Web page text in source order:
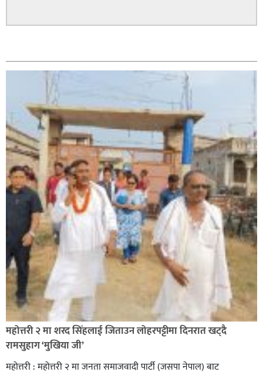
सिराहा-२ मा संजय यादव भिड्ने !
रक्तदान सेवामा जिल्लामै दोस्रो स्थान ल्याएकोमा जनमत नेताद्वय
रेडक्रस सिराहा द्वारा सम्मानित
महोत्तरी २ मा शरद सिंहलाई जिताउन लोहरपट्टीमा दिनरात खट्दै
रामसुहाग ‘मुखिया जी’
महोत्तरी : महोत्तरी २ मा जनता समाजवादी पार्टी (जसपा नेपाल) बाट